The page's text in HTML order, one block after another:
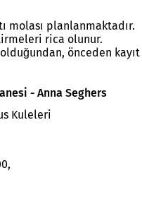
molası planlanmaktadır.
rica olunur.
olduğundan, önceden kayıt
- Anna Seghers
Kuleleri